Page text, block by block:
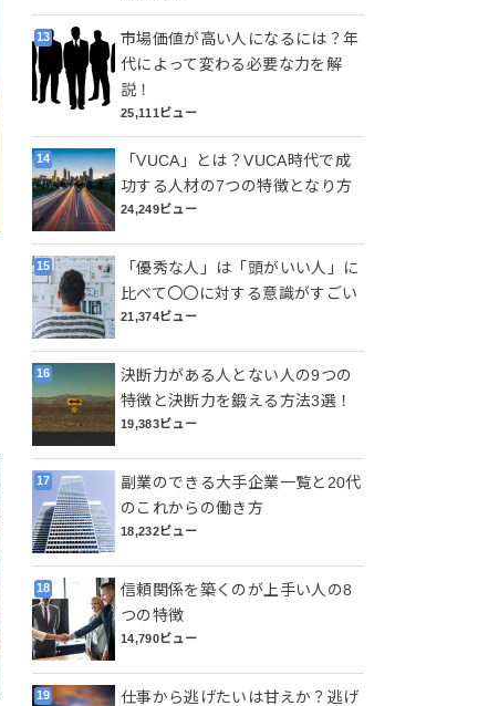
市場価値が高い人になるには？年
代によって変わる必要な力を解
説！
25,111ビュー
「VUCA」とは？VUCA時代で成
功する人材の7つの特徴となり方
24,249ビュー
「優秀な人」は「頭がいい人」に
比べて〇〇に対する意識がすごい
21,374ビュー
決断力がある人とない人の9つの
特徴と決断力を鍛える方法3選！
19,383ビュー
副業のできる大手企業一覧と20代
のこれからの働き方
18,232ビュー
信頼関係を築くのが上手い人の8
つの特徴
14,790ビュー
仕事から逃げたいは甘えか？逃げ